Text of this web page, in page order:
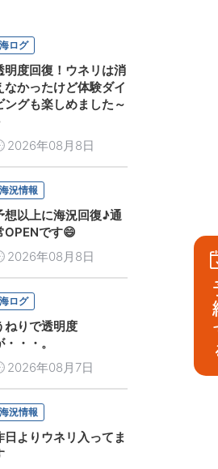
海ログ
明度回復！ウネリは消
なかったけど体験ダイ
ングも楽しめました～
2026年08月8日
海況情報
想以上に海況回復♪通
OPENです😄
2026年08月8日
海ログ
ねりで透明度
・・・。
2026年08月7日
海況情報
日よりウネリ入ってま